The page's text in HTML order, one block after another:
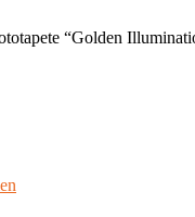
“Golden